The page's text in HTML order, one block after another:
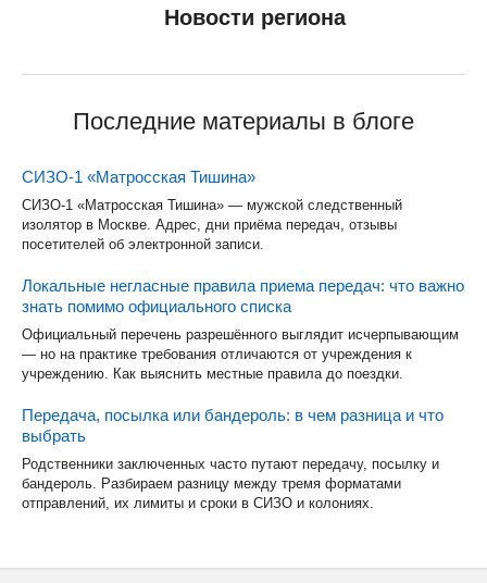
Новости региона
Последние материалы в блоге
СИЗО-1 «Матросская Тишина»
СИЗО-1 «Матросская Тишина» — мужской следственный
изолятор в Москве. Адрес, дни приёма передач, отзывы
посетителей об электронной записи.
Локальные негласные правила приема передач: что важно
знать помимо официального списка
Официальный перечень разрешённого выглядит исчерпывающим
— но на практике требования отличаются от учреждения к
учреждению. Как выяснить местные правила до поездки.
Передача, посылка или бандероль: в чем разница и что
выбрать
Родственники заключенных часто путают передачу, посылку и
бандероль. Разбираем разницу между тремя форматами
отправлений, их лимиты и сроки в СИЗО и колониях.